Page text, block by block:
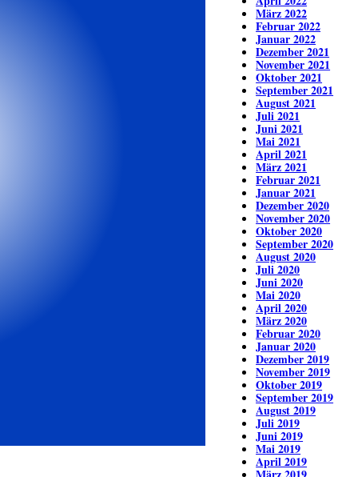
März 2022
Februar 2022
Januar 2022
Dezember 2021
November 2021
Oktober 2021
September 2021
August 2021
Juli 2021
Juni 2021
Mai 2021
April 2021
März 2021
Februar 2021
Januar 2021
Dezember 2020
November 2020
Oktober 2020
September 2020
August 2020
Juli 2020
Juni 2020
Mai 2020
April 2020
März 2020
Februar 2020
Januar 2020
Dezember 2019
November 2019
Oktober 2019
September 2019
August 2019
Juli 2019
Juni 2019
Mai 2019
April 2019